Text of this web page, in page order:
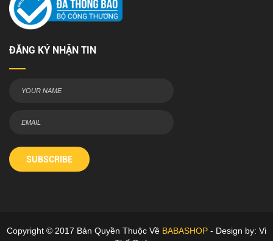
ĐĂNG KÝ NHẬN TIN
SUBSCRIBE
Copyright © 2017 Bản Quyền Thuộc Về BABASHOP - Design by: Vi